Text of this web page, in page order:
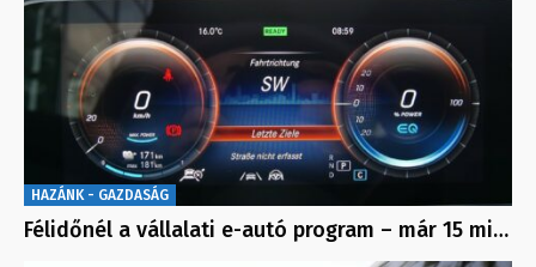
HAZÁNK - GAZDASÁG
Félidőnél a vállalati e-autó program – már 15 mi…